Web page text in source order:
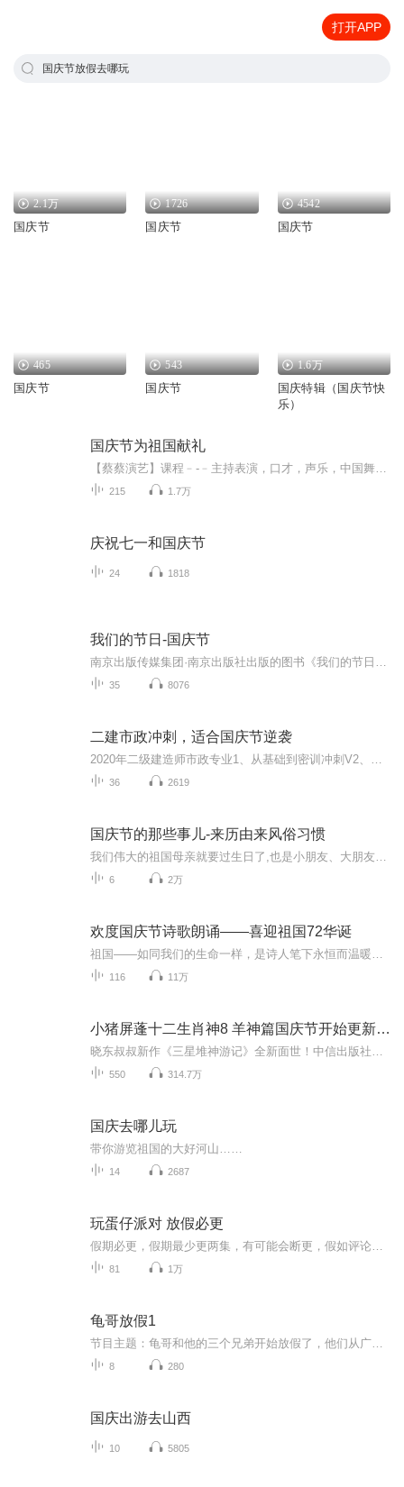
打开APP
国庆节放假去哪玩
2.1万
国庆节
1726
国庆节
4542
国庆节
465
国庆节
543
国庆节
1.6万
国庆特辑（国庆节快
乐）
国庆节为祖国献礼
215 1.7万
庆祝七一和国庆节
24 1818
我们的节日-国庆节
35 8076
二建市政冲刺，适合国庆节逆袭
36 2619
国庆节的那些事儿-来历由来风俗习惯
6 2万
欢度国庆节诗歌朗诵——喜迎祖国72华诞
116 11万
小猪屏蓬十二生肖神8 羊神篇国庆节开始更新啦！
550 314.7万
国庆去哪儿玩
带你游览祖国的大好河山……
14 2687
玩蛋仔派对 放假必更
81 1万
龟哥放假1
8 280
国庆出游去山西
10 5805